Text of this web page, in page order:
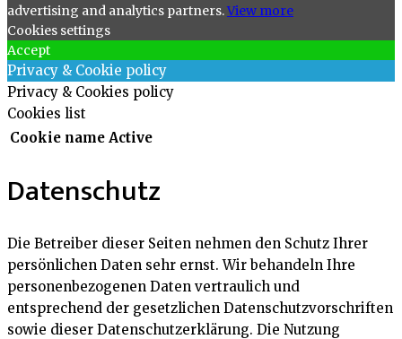
advertising and analytics partners.View more
Cookies settings
Accept
Privacy & Cookie policy
Privacy & Cookies policy
Cookies list
Cookie name Active
Datenschutz
Die Betreiber dieser Seiten nehmen den Schutz Ihrer
persönlichen Daten sehr ernst. Wir behandeln Ihre
personenbezogenen Daten vertraulich und
entsprechend der gesetzlichen Datenschutzvorschriften
sowie dieser Datenschutzerklärung. Die Nutzung